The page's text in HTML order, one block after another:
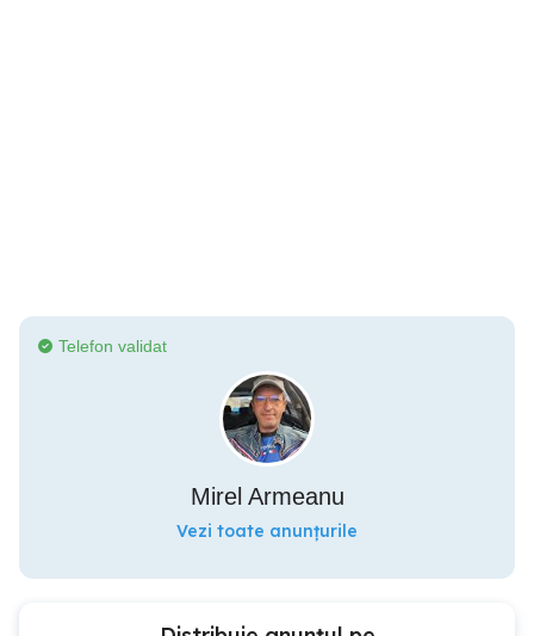
Telefon validat
Mirel Armeanu
Vezi toate anunțurile